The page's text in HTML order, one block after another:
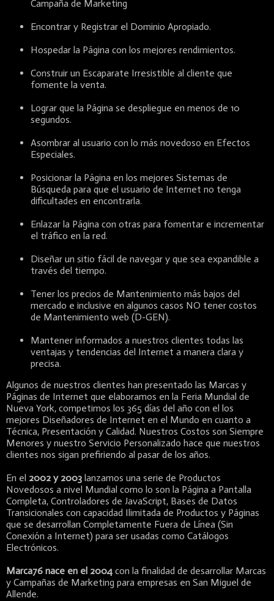
Campaña de Marketing
Encontrar y Registrar el Dominio Apropiado.
Hospedar la Página con los mejores rendimientos.
Construir un Escaparate Irresistible al cliente que
fomente la venta.
Lograr que la Página se despliegue en menos de 10
segundos.
Asombrar al usuario con lo más novedoso en Efectos
Especiales.
Posicionar la Página en los mejores Sistemas de
Búsqueda para que el usuario de Internet no tenga
dificultades en encontrarla.
Enlazar la Página con otras para fomentar e incrementar
el tráfico en la red.
Diseñar un sitio fácil de navegar y que sea expandible a
través del tiempo.
Tener los precios de Mantenimiento más bajos del
mercado e inclusive en algunos casos NO tener costos
de Mantenimiento web (D-GEN).
Mantener informados a nuestros clientes todas las
ventajas y tendencias del Internet a manera clara y
precisa.
Algunos de nuestros clientes han presentado las Marcas y
Páginas de Internet que elaboramos en la Feria Mundial de
Nueva York, competimos los 365 días del año con el los
mejores Diseñadores de Internet en el Mundo en cuanto a
Técnica, Presentación y Calidad. Nuestros Costos son Siempre
Menores y nuestro Servicio Personalizado hace que nuestros
clientes nos sigan prefiriendo al pasar de los años.
En el 2002 y 2003 lanzamos una serie de Productos
Novedosos a nivel Mundial como lo son la Página a Pantalla
Completa, Controladores de JavaScript, Bases de Datos
Transicionales con capacidad Ilimitada de Productos y Páginas
que se desarrollan Completamente Fuera de Línea (Sin
Conexión a Internet) para ser usadas como Catálogos
Electrónicos.
Marca76 nace en el 2004 con la finalidad de desarrollar Marcas
y Campañas de Marketing para empresas en San Miguel de
Allende.